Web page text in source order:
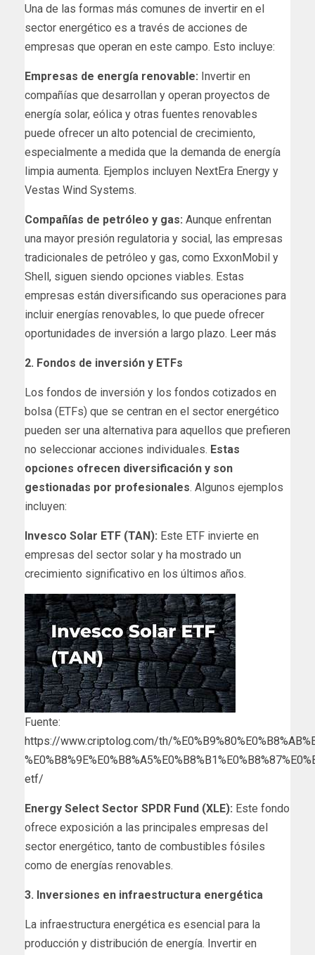
Una de las formas más comunes de invertir en el
sector energético es a través de acciones de
empresas que operan en este campo. Esto incluye:
Empresas de energía renovable: Invertir en
compañías que desarrollan y operan proyectos de
energía solar, eólica y otras fuentes renovables
puede ofrecer un alto potencial de crecimiento,
especialmente a medida que la demanda de energía
limpia aumenta. Ejemplos incluyen NextEra Energy y
Vestas Wind Systems.
Compañías de petróleo y gas: Aunque enfrentan
una mayor presión regulatoria y social, las empresas
tradicionales de petróleo y gas, como ExxonMobil y
Shell, siguen siendo opciones viables. Estas
empresas están diversificando sus operaciones para
incluir energías renovables, lo que puede ofrecer
oportunidades de inversión a largo plazo. Leer más
2. Fondos de inversión y ETFs
Los fondos de inversión y los fondos cotizados en
bolsa (ETFs) que se centran en el sector energético
pueden ser una alternativa para aquellos que prefieren
no seleccionar acciones individuales. Estas
opciones ofrecen diversificación y son
gestionadas por profesionales. Algunos ejemplos
incluyen:
Invesco Solar ETF (TAN): Este ETF invierte en
empresas del sector solar y ha mostrado un
crecimiento significativo en los últimos años.
Fuente:
https://www.criptolog.com/th/
etf/
Energy Select Sector SPDR Fund (XLE): Este fondo
ofrece exposición a las principales empresas del
sector energético, tanto de combustibles fósiles
como de energías renovables.
3. Inversiones en infraestructura energética
La infraestructura energética es esencial para la
producción y distribución de energía. Invertir en